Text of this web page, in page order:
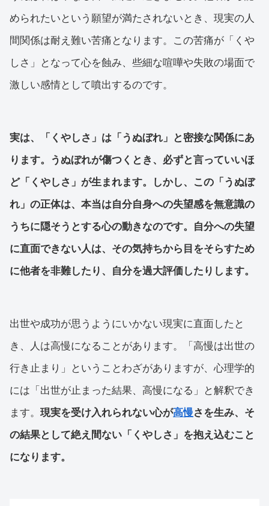
められたいという願望が満たされないとき、現実の人
間関係は耐え難い苦痛となります。この苦痛が「くや
しさ」となって心を蝕み、些細な喧嘩や失敗の場面で
激しい感情として噴出するのです。
実は、「くやしさ」は「うぬぼれ」と密接な関係にあ
ります。うぬぼれが傷つくとき、必ずと言っていいほ
ど「くやしさ」が生まれます。しかし、この「うぬぼ
れ」の正体は、本当は自分自身への失望感を無意識の
うちに隠そうとする心の動きなのです。自分への失望
に直面できない人は、その気持ちから目をそらすため
に他者を非難したり、自分を過大評価したりします。
出世や成功が思うようにいかない現実に直面したと
き、人は高慢になることがあります。「高慢は出世の
行き止まり」ということわざがありますが、心理学的
には「出世が止まった結果、高慢になる」と解釈でき
ます。 現実を受け入れられない心が高慢さを生み、そ
の結果として絶え間ない「くやしさ」を抱え込むこと
になります。